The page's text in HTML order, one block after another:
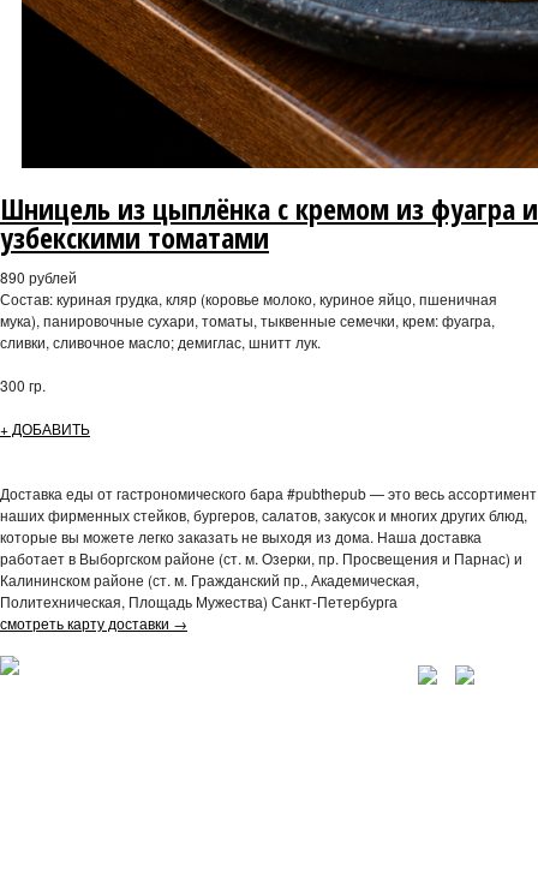
Шницель из цыплёнка с кремом из фуагра и
узбекскими томатами
890 рублей
Состав: куриная грудка, кляр (коровье молоко, куриное яйцо, пшеничная
мука), панировочные сухари, томаты, тыквенные семечки, крем: фуагра,
сливки, сливочное масло; демиглас, шнитт лук.
300 гр.
+ ДОБАВИТЬ
Доставка еды от гастрономического бара #pubthepub — это весь ассортимент
наших фирменных стейков, бургеров, салатов, закусок и многих других блюд,
которые вы можете легко заказать не выходя из дома. Наша доставка
работает в Выборгском районе (ст. м. Озерки, пр. Просвещения и Парнас) и
Калининском районе (ст. м. Гражданский пр., Академическая,
Политехническая, Площадь Мужества) Санкт-Петербурга
смотреть карту доставки →